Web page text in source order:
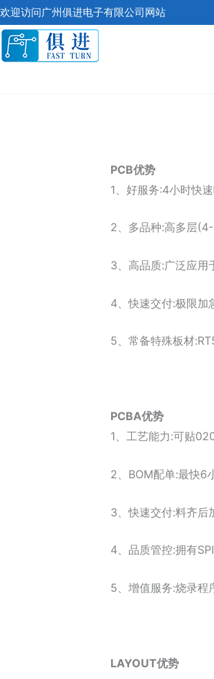
跳
至
内
欢迎访问广州俱进电子有限公司网站
PCB优势
1、好服务:4小时快
2、多品种:高多层
3、高品质:广泛应用
4、快速交付:极限加
5、常备特殊板材
PCBA优势
1、工艺能力:可贴
2、BOM配单:最快6
3、快速交付:料齐后
4、品质管控:拥有
5、增值服务:烧录程
LAYOUT优势